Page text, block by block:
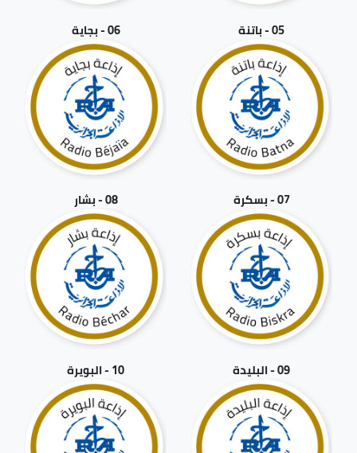
05 - باتنة 06 - بجاية
07 - بسكرة 08 - بشار
09 - البليدة 10 - البويرة